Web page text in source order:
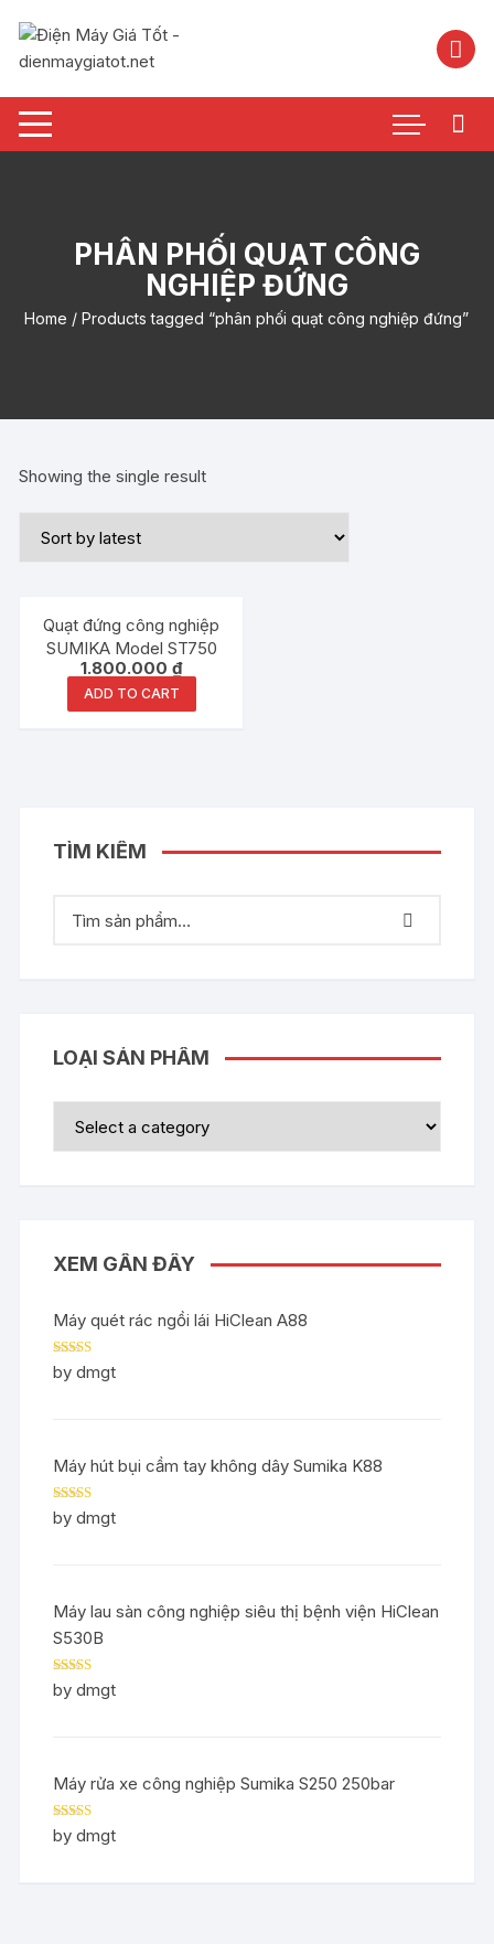
nội
PHÂN PHỐI QUẠT CÔNG
NGHIỆP ĐỨNG
Home / Products tagged “phân phối quạt công nghiệp đứng”
Showing the single result
Quạt đứng công nghiệp
SUMIKA Model ST750
1.800.000₫
ADD TO CART
TÌM KIẾM
LOẠI SẢN PHẨM
XEM GẦN ĐÂY
Máy quét rác ngồi lái HiClean A88
Rated5out
of 5
by dmgt
Máy hút bụi cầm tay không dây Sumika K88
Rated5out
of 5
by dmgt
Máy lau sàn công nghiệp siêu thị bệnh viện HiClean
S530B
Rated5out
of 5
by dmgt
Máy rửa xe công nghiệp Sumika S250 250bar
Rated5out
of 5
by dmgt